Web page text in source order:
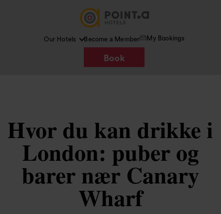
Our Hotels Become a Member My Bookings
Book
Hvor du kan drikke i
London: puber og
barer nær Canary
Wharf